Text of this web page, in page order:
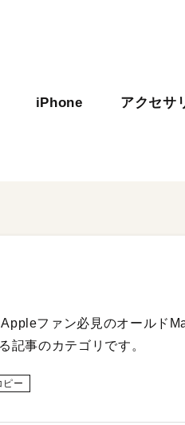
iPhone アクセサ
ファン必見のオールド
記事のカテゴリです。
ピー